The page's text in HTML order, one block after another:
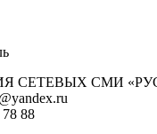
СЕТЕВЫХ СМИ
88